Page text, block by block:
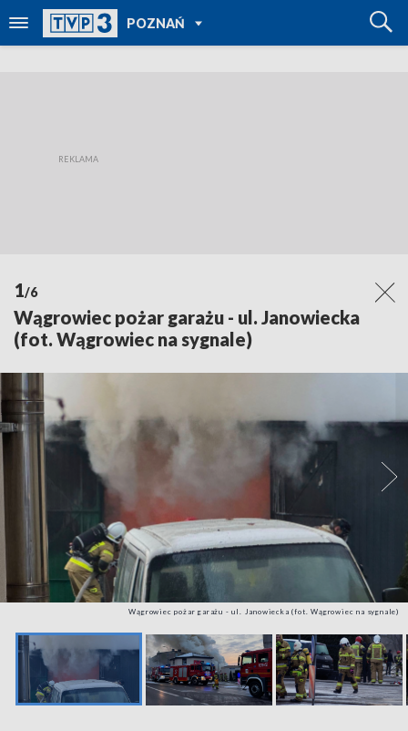
POZNAŃ
POWRÓT DO
TVP REGIONY
1/6
Wągrowiec pożar garażu - ul. Janowiecka
(fot. Wągrowiec na sygnale)
Wągrowiec pożar garażu - ul. Janowiecka (fot. Wągrowiec na sygnale)